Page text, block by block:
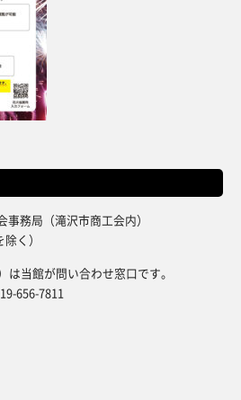
務局（滝沢市商工会内）
く）
当館が問い合わせ窓口です。
656-7811